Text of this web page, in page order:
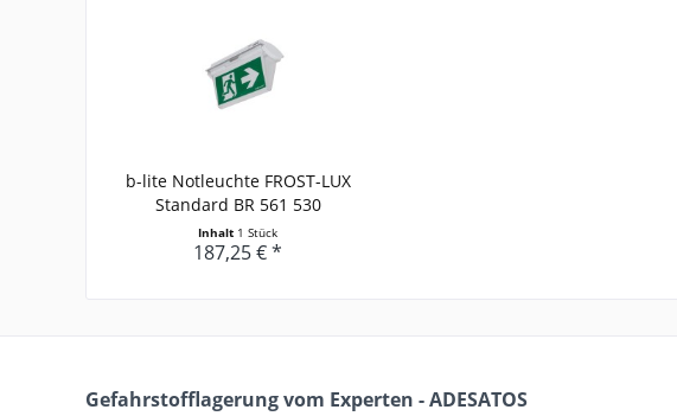
b-lite Notleuchte FROST-LUX
Standard BR 561 530
Inhalt 1 Stück
187,25 € *
Gefahrstofflagerung vom Experten - ADESATOS